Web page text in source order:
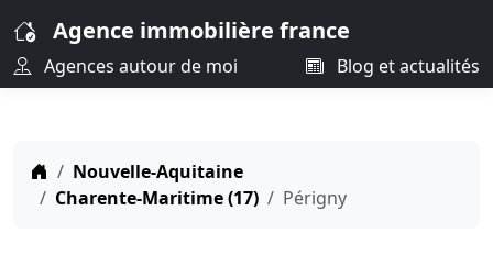
Agence immobilière france
Agences autour de moi Blog et actualités
Nouvelle-Aquitaine
Charente-Maritime (17)
Périgny